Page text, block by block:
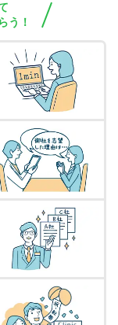
う！